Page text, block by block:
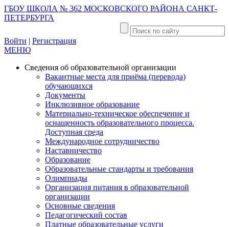
ГБОУ ШКОЛА № 362 МОСКОВСКОГО РАЙОНА САНКТ-
ПЕТЕРБУРГА
Войти | Регистрация
МЕНЮ
Сведения об образовательной организации
Вакантные места для приёма (перевода)
обучающихся
Документы
Инклюзивное образование
Материально-техническое обеспечение и
оснащенность образовательного процесса.
Доступная среда
Международное сотрудничество
Наставничество
Образование
Образовательные стандарты и требования
Олимпиады
Организация питания в образовательной
организации
Основные сведения
Педагогический состав
Платные образовательные услуги